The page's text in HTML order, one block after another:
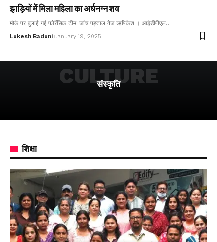
झाड़ियों में मिला महिला का अर्धनग्न शव
मौके पर बुलाई गई फोरेंसिक टीम, जांच पड़ताल तेज ऋषिकेश । आईडीपीएल…
Lokesh Badoni January 19, 2025
संस्कृति
CULTURE
शिक्षा